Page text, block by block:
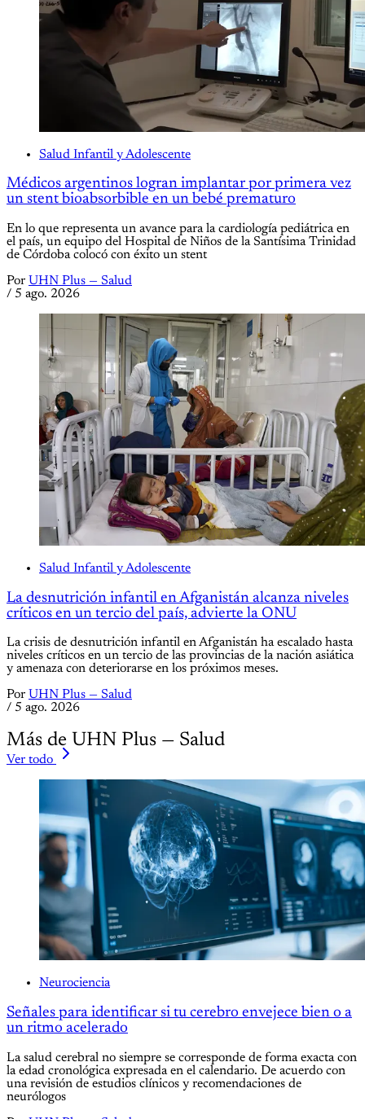
Salud Infantil y Adolescente
Médicos argentinos logran implantar por primera vez
un stent bioabsorbible en un bebé prematuro
En lo que representa un avance para la cardiología pediátrica en
el país, un equipo del Hospital de Niños de la Santísima Trinidad
de Córdoba colocó con éxito un stent
Por UHN Plus — Salud
/ 5 ago. 2026
Salud Infantil y Adolescente
La desnutrición infantil en Afganistán alcanza niveles
críticos en un tercio del país, advierte la ONU
La crisis de desnutrición infantil en Afganistán ha escalado hasta
niveles críticos en un tercio de las provincias de la nación asiática
y amenaza con deteriorarse en los próximos meses.
Por UHN Plus — Salud
/ 5 ago. 2026
Más de UHN Plus — Salud
Ver todo
Neurociencia
Señales para identificar si tu cerebro envejece bien o a
un ritmo acelerado
La salud cerebral no siempre se corresponde de forma exacta con
la edad cronológica expresada en el calendario. De acuerdo con
una revisión de estudios clínicos y recomendaciones de
neurólogos